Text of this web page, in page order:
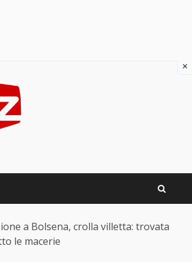
a Bolsena, crolla villetta: trovata
le macerie
×